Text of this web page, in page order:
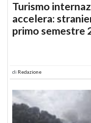
Turismo
accelera:
primo semestre
di Redazione